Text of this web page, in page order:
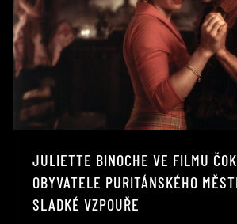
JULIETTE BINOCHE VE FILMU
OBYVATELE PURITÁNSKÉHO
SLADKÉ VZPOUŘE